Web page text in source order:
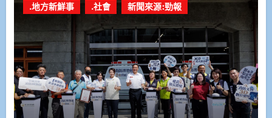
.地方新鮮事 .社會 新聞來源:勁報